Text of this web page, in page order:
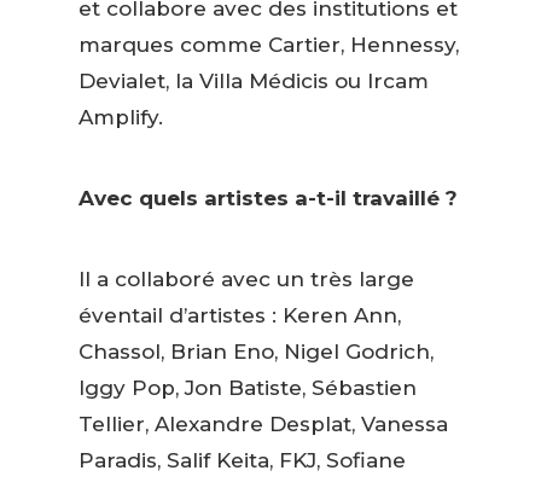
et collabore avec des institutions et
marques comme Cartier, Hennessy,
Devialet, la Villa Médicis ou Ircam
Amplify.
Avec quels artistes a-t-il travaillé ?
Il a collaboré avec un très large
éventail d’artistes : Keren Ann,
Chassol, Brian Eno, Nigel Godrich,
Iggy Pop, Jon Batiste, Sébastien
Tellier, Alexandre Desplat, Vanessa
Paradis, Salif Keita, FKJ, Sofiane